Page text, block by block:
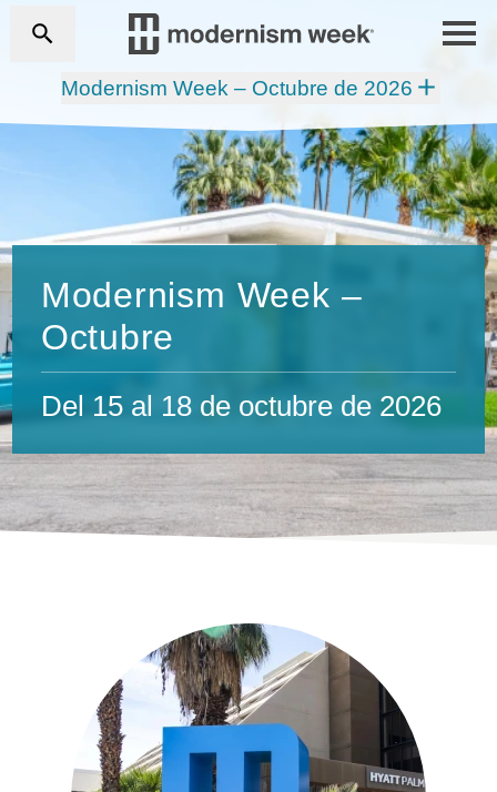
Modernism Week – Octubre de 2026
Modernism Week –
Octubre
Del 15 al 18 de octubre de 2026